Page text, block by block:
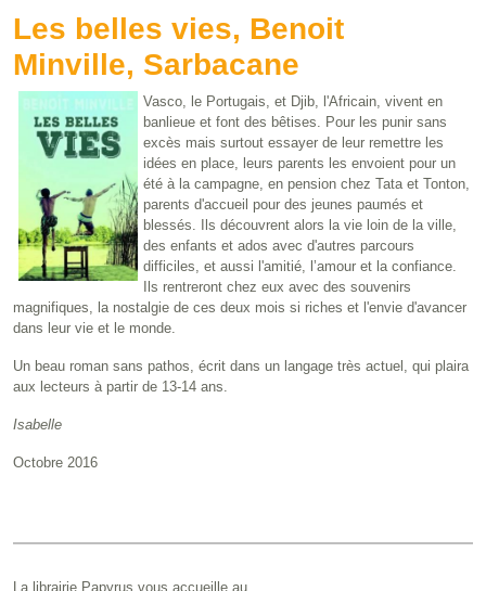
Les belles vies, Benoit
Minville, Sarbacane
Vasco, le Portugais, et Djib, l'Africain, vivent en
banlieue et font des bêtises. Pour les punir sans
excès mais surtout essayer de leur remettre les
idées en place, leurs parents les envoient pour un
été à la campagne, en pension chez Tata et Tonton,
parents d'accueil pour des jeunes paumés et
blessés. Ils découvrent alors la vie loin de la ville,
des enfants et ados avec d'autres parcours
difficiles, et aussi l'amitié, l’amour et la confiance.
Ils rentreront chez eux avec des souvenirs
magnifiques, la nostalgie de ces deux mois si riches et l'envie d'avancer
dans leur vie et le monde.
Un beau roman sans pathos, écrit dans un langage très actuel, qui plaira
aux lecteurs à partir de 13-14 ans.
Isabelle
Octobre 2016
La librairie Papyrus vous accueille au